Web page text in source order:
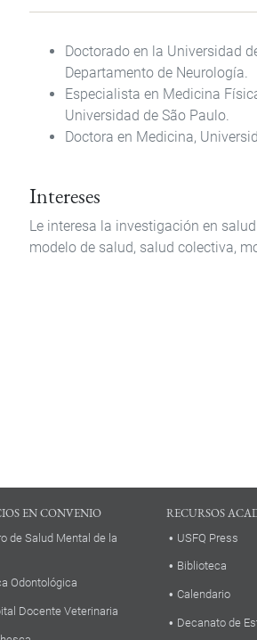
Doctorado en la Universidad
Departamento de Neurología.
Especialista en Medicina
Universidad de São Paulo.
Doctora en Medicina,
Intereses
Le interesa la investigación en
modelo de salud, salud colectiva,
EN CONVENIO
de Salud Mental de la
Odontológica
Docente Veterinaria
RECURSOS
USFQ Press
Biblioteca
Calendario
Decanato de